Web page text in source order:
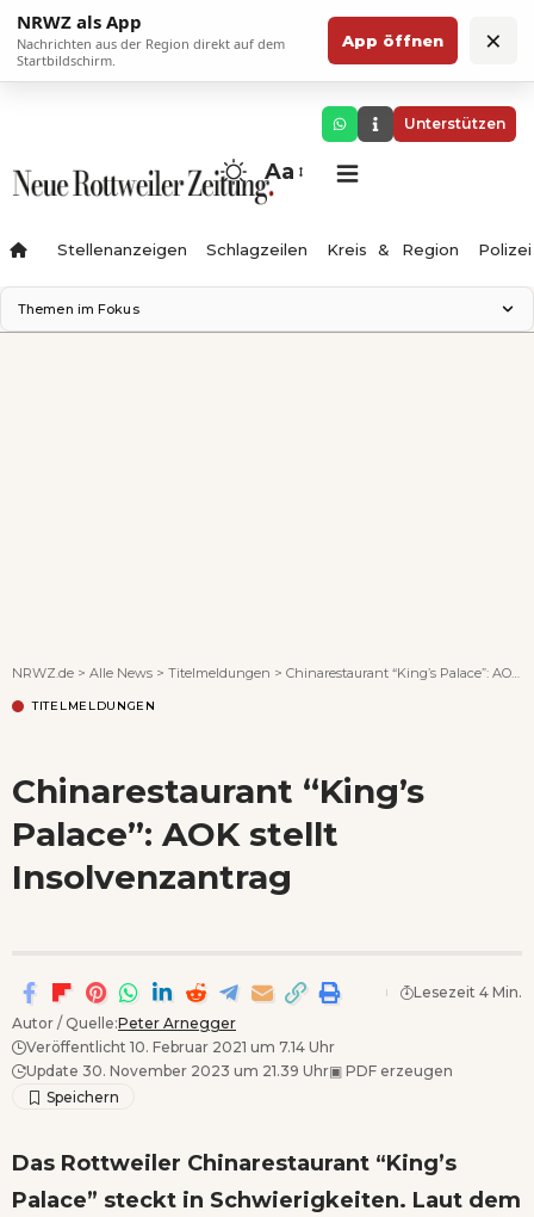
NRWZ als App
Nachrichten aus der Region direkt auf dem
Startbildschirm.
App öffnen ×
Unterstützen
Aa
Stellenanzeigen Schlagzeilen Kreis & Region Polizei
Themen im Fokus
NRWZ.de > Alle News > Titelmeldungen > Chinarestaurant “King’s Palace”: AOK stellt Insolvenzantrag
TITELMELDUNGEN
Chinarestaurant “King’s
Palace”: AOK stellt
Insolvenzantrag
Autor / Quelle:Peter Arnegger
Veröffentlicht 10. Februar 2021 um 7.14 Uhr
Update 30. November 2023 um 21.39 Uhr▣ PDF erzeugen
Lesezeit 4 Min.
Das Rottweiler Chinarestaurant “King’s
Palace” steckt in Schwierigkeiten. Laut dem